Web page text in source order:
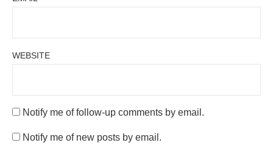
WEBSITE
Notify me of follow-up comments by email.
Notify me of new posts by email.